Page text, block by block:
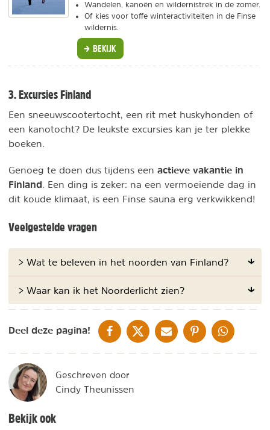
Wandelen, kanoën en wildernistrek in de zomer.
Of kies voor toffe winteractiviteiten in de Finse
wildernis.
BEKIJK
3. Excursies Finland
Een sneeuwscootertocht, een rit met huskyhonden of
een kanotocht? De leukste excursies kan je ter plekke
boeken.
Genoeg te doen dus tijdens een actieve vakantie in
Finland . Een ding is zeker: na een vermoeiende dag in
dit koude klimaat, is een Finse sauna erg verkwikkend!
Veelgestelde vragen
> Wat te beleven in het noorden van Finland?
> Waar kan ik het Noorderlicht zien?
Deel deze pagina! DELEN OP FACEBOOK
DELEN OP XDELEN VIA DE MAIL
DELEN OP PINTEREST
DELEN OP
Geschreven door
Cindy Theunissen
Bekijk ook